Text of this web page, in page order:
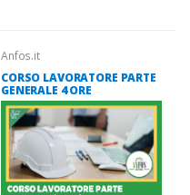
Anfos.it
CORSO LAVORATORE PARTE
GENERALE 4 ORE